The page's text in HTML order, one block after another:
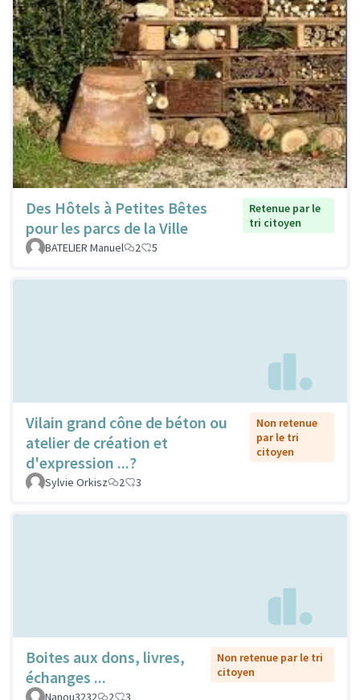
Des Hôtels à Petites Bêtes
pour les parcs de la Ville
Retenue par le
tri citoyen
BATELIER Manuel
2 5
Vilain grand cône de béton ou
atelier de création et
d'expression ...?
Non retenue
par le tri
citoyen
Sylvie Orkisz 2 3
Boites aux dons, livres,
échanges ...
Non retenue par le tri
citoyen
Nanou3232
2 3